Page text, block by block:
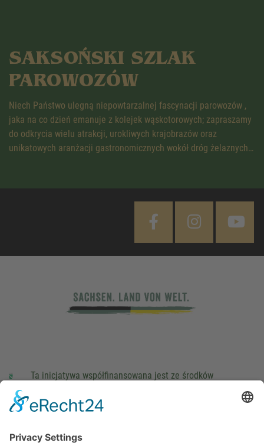
SAKSOŃSKI SZLAK
PAROWOZÓW
Niech Państwo ulegną niepowtarzalnej fascynacji parowozów ,
jaka na co dzień emanuje z kolejek wąskotorowych; zapraszamy
do odkrycia wielu atrakcji, urokliwych krajobrazów oraz
unikatowych aranżacji gastronomicznych wokół dróg żelaznych…
Ta inicjatywa współfinansowana jest ze środków
parlamentarzystów Landtagu Saksońskiego budżetu.
stopka redakcyjna